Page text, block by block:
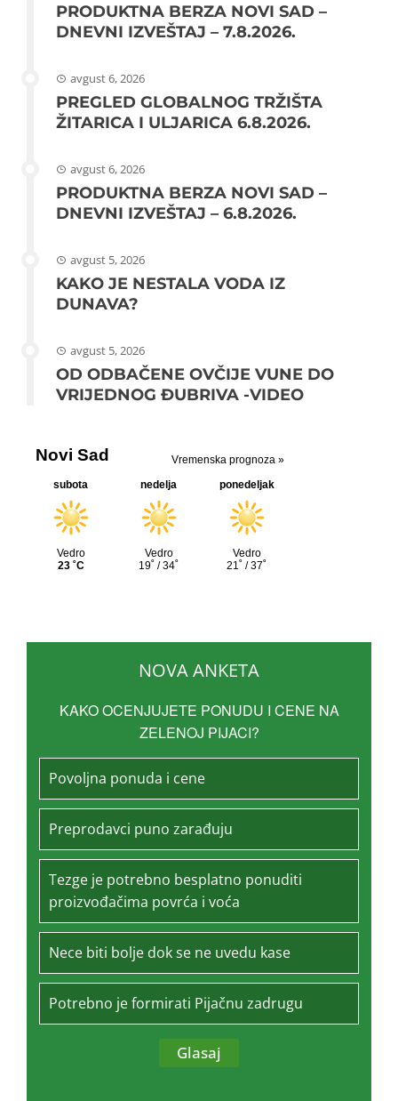
PRODUKTNA BERZA NOVI SAD –
DNEVNI IZVEŠTAJ – 7.8.2026.
avgust 6, 2026
PREGLED GLOBALNOG TRŽIŠTA
ŽITARICA I ULJARICA 6.8.2026.
avgust 6, 2026
PRODUKTNA BERZA NOVI SAD –
DNEVNI IZVEŠTAJ – 6.8.2026.
avgust 5, 2026
KAKO JE NESTALA VODA IZ
DUNAVA?
avgust 5, 2026
OD ODBAČENE OVČIJE VUNE DO
VRIJEDNOG ĐUBRIVA -VIDEO
NOVA ANKETA
KAKO OCENJUJETE PONUDU I CENE NA
ZELENOJ PIJACI?
Povoljna ponuda i cene
Preprodavci puno zarađuju
Tezge je potrebno besplatno ponuditi
proizvođačima povrća i voća
Nece biti bolje dok se ne uvedu kase
Potrebno je formirati Pijačnu zadrugu